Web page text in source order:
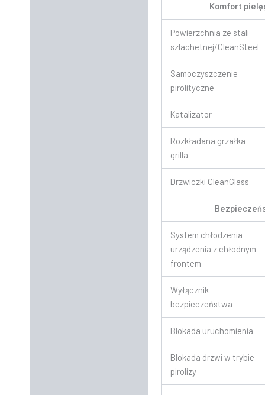
Komfort
Powierzchnia ze stali
szlachetnej/CleanSteel
Samoczyszczenie
pirolityczne
Katalizator
Rozkładana grzałka
grilla
Drzwiczki CleanGlass
System chłodzenia
urządzenia z chłodnym
frontem
Wyłącznik
bezpieczeństwa
Blokada uruchomienia
Blokada drzwi w trybie
pirolizy